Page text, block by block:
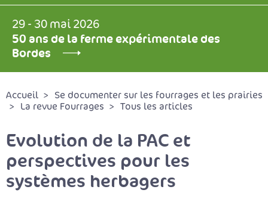
29 - 30 mai 2026
50 ans de la ferme expérimentale des
Bordes
Accueil
Se documenter sur les fourrages et les prairies
La revue Fourrages
Tous les articles
Evolution de la PAC et
perspectives pour les
systèmes herbagers